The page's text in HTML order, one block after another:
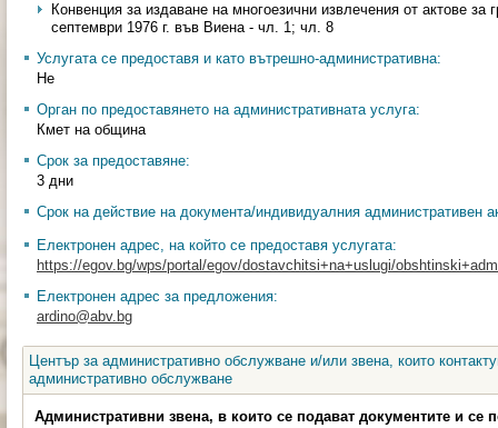
Конвенция за издаване на многоезични извлечения от актове
септември 1976 г. във Виена - чл. 1; чл. 8
Услугата се предоставя и като вътрешно-административна:
Не
Орган по предоставянето на административната услуга:
Кмет на община
Срок за предоставяне:
3 дни
Срок на действие на документа/индивидуалния административен
Електронен адрес, на който се предоставя услугата:
https://egov.bg/wps/portal/egov/dostavchitsi+na+uslugi/
Електронен адрес за предложения:
ardino@abv.bg
Център за административно обслужване и/или звена, които
административно обслужване
Административни звена, в които се подават документите и се